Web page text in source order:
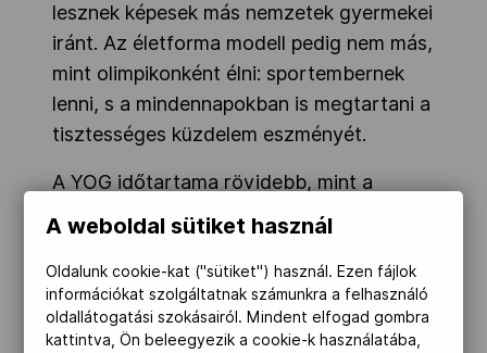
lesznek képesek más nemzetek gyermekei
iránt. Az életforma modell pedig nem más,
mint olimpikonként élni: sportembernek
lenni, s a mindennapokban is megtartani a
tisztességes küzdelem eszményét.
A YOG időtartama rövidebb, mint a
„nagy” olimpiák: a nyári verseny 12, a téli
A létszámot is korlátozzák: a NOB
maximum 3500 sportoló és 875
A weboldal sütiket használ
Oldalunk cookie-kat ("sütiket") használ. Ezen fájlok
információkat szolgáltatnak számunkra a felhasználó
oldallátogatási szokásairól. Mindent elfogad gombra
kattintva, Ön beleegyezik a cookie-k használatába,